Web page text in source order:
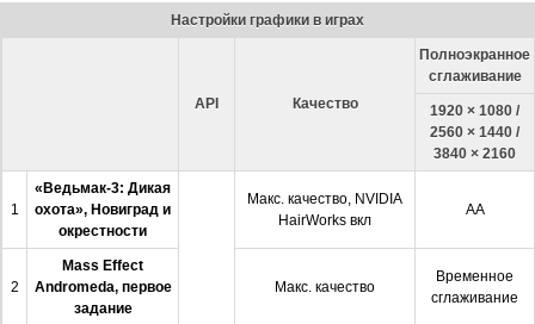
Настройки графики в играх
API Качество
Полноэкранное
сглаживание
1920 × 1080 /
2560 × 1440 /
3840 × 2160
1
«Ведьмак-3: Дикая
охота», Новиград и
окрестности
Макс. качество, NVIDIA
HairWorks вкл
AA
2
Mass Effect
Andromeda, первое
задание
Макс. качество
Временное
сглаживание